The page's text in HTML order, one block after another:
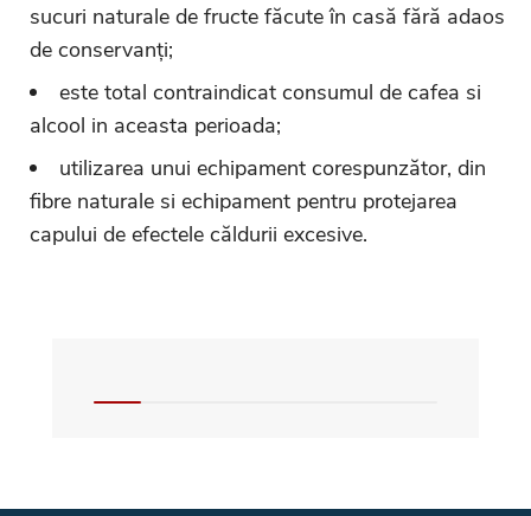
sucuri naturale de fructe făcute în casă fără adaos
de conservanți;
este total contraindicat consumul de cafea si
alcool in aceasta perioada;
utilizarea unui echipament corespunzător, din
fibre naturale si echipament pentru protejarea
capului de efectele căldurii excesive.